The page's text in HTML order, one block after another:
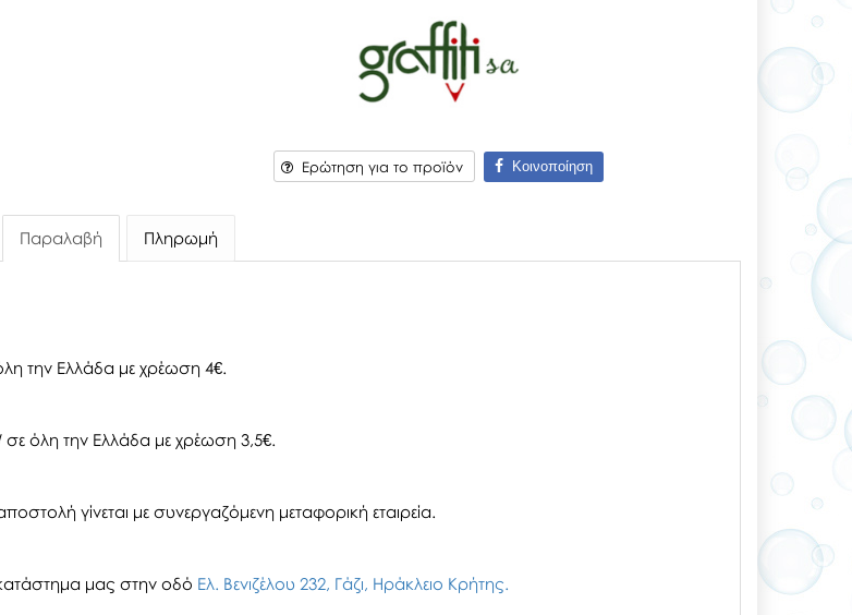
Ερώτηση για το προϊόν Κοινοποίηση
Παραλαβή Πληρωμή
την Ελλάδα με χρέωση 4€.
όλη την Ελλάδα με χρέωση 3,5€.
γίνεται με συνεργαζόμενη μεταφορική εταιρεία.
μας στην οδό Ελ. Βενιζέλου 232, Γάζι, Ηράκλειο Κρήτης.